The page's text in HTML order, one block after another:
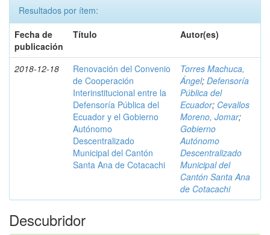
Resultados por ítem:
Fecha de
publicación
Título Autor(es)
2018-12-18
Renovación del Convenio
de Cooperación
Interinstitucional entre la
Defensoría Pública del
Ecuador y el Gobierno
Autónomo
Descentralizado
Municipal del Cantón
Santa Ana de Cotacachi
Torres Machuca,
Ángel; Defensoría
Pública del
Ecuador; Cevallos
Moreno, Jomar;
Gobierno
Autónomo
Descentralizado
Municipal del
Cantón Santa Ana
de Cotacachi
Descubridor